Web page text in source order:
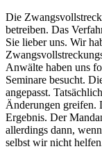
Die
betreiben. Das
Sie lieber uns. Wir
Anwälte haben uns
Seminare besucht.
angepasst.
Änderungen greifen.
Ergebnis. Der
allerdings dann,
selbst wir nicht